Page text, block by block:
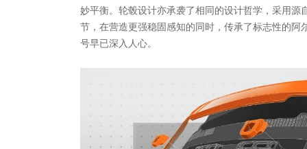
妙平衡。轮毂设计亦承袭了相同的设计哲学，采用源
节，在营造更强稳固感知的同时，传承了标志性的阿
号早已深入人心。